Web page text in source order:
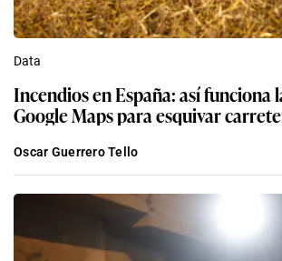
Data
Incendios en España: así funciona
Google Maps para esquivar
Oscar Guerrero Tello